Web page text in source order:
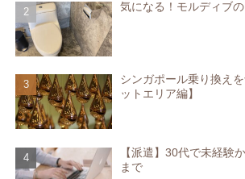
気になる！モルディブ
シンガポール乗り換え
ットエリア編】
【派遣】30代で未経験
まで